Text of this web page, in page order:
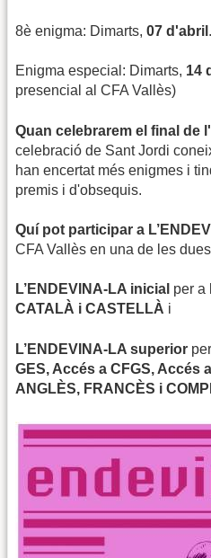
8è enigma: Dimarts, 07 d'abril .
Enigma especial: Dimarts, 14
presencial al CFA Vallès)
Quan celebrarem el final de
celebració de Sant Jordi
han encertat més enigmes i
premis i d'obsequis.
Quí pot participar a
CFA Vallès en una de les
L’ENDEVINA-LA inicial per a
CATALÀ i CASTELLÀ i
L’ENDEVINA-LA superior
GES, Accés a CFGS, Accés
ANGLÈS, FRANCÈS i